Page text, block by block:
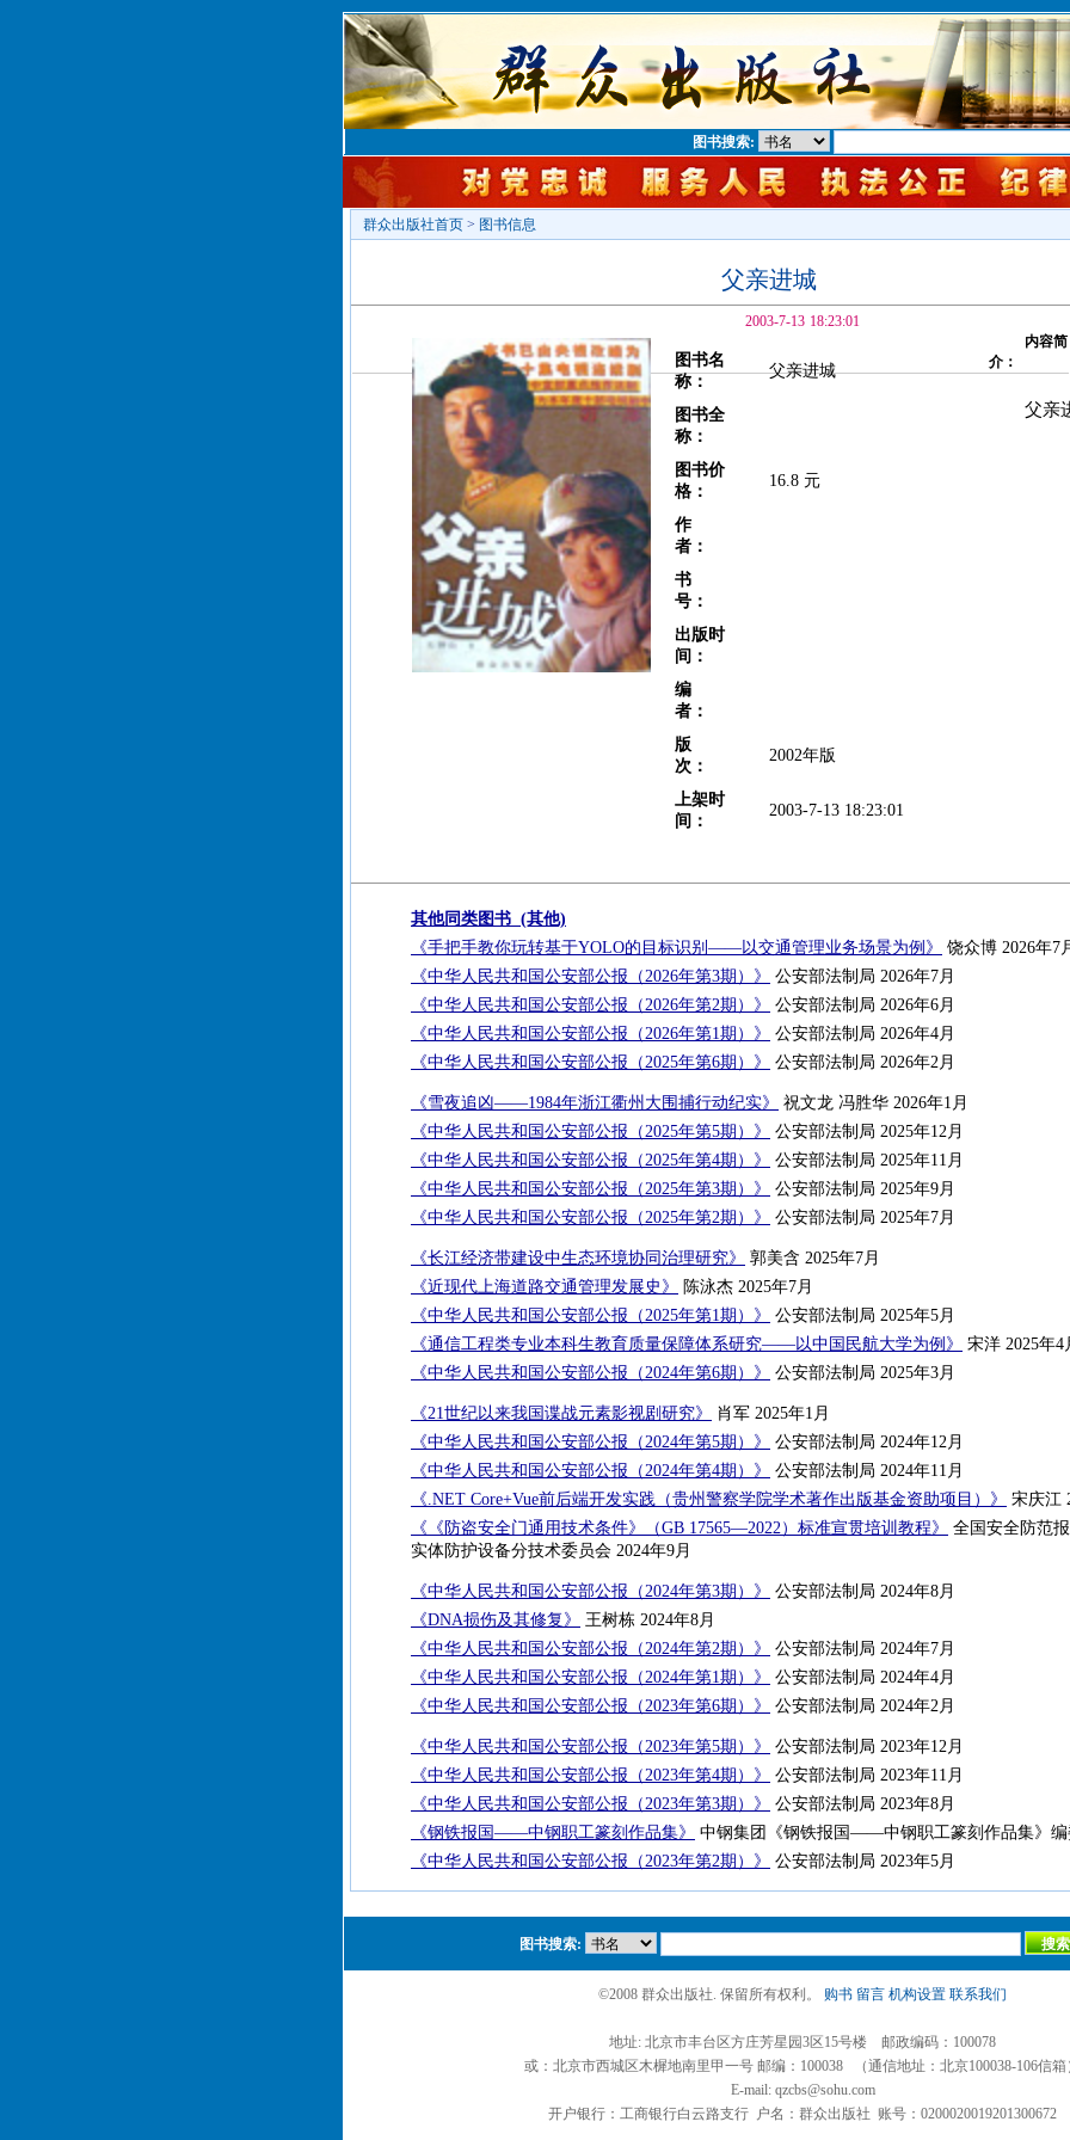
图书搜索:
群众出版社首页 > 图书信息
父亲进城
2003-7-13 18:23:01
图书名
称：
父亲进城
图书全
称：
图书价
格：
16.8 元
作
者：
书
号：
出版时
间：
编
者：
版
次：
2002年版
上架时
间：
2003-7-13 18:23:01
内容简
介：
父亲
其他同类图书 (其他)
《手把手教你玩转基于YOLO的目标识别——以交通管理业务场景为例》
饶众博 2026年7
《中华人民共和国公安部公报（2026年第3期）》
公安部法制局 2026年7月
《中华人民共和国公安部公报（2026年第2期）》
公安部法制局 2026年6月
《中华人民共和国公安部公报（2026年第1期）》
公安部法制局 2026年4月
《中华人民共和国公安部公报（2025年第6期）》
公安部法制局 2026年2月
《雪夜追凶——1984年浙江衢州大围捕行动纪实》
祝文龙 冯胜华 2026年1月
《中华人民共和国公安部公报（2025年第5期）》
公安部法制局 2025年12月
《中华人民共和国公安部公报（2025年第4期）》
公安部法制局 2025年11月
《中华人民共和国公安部公报（2025年第3期）》
公安部法制局 2025年9月
《中华人民共和国公安部公报（2025年第2期）》
公安部法制局 2025年7月
《长江经济带建设中生态环境协同治理研究》
郭美含 2025年7月
《近现代上海道路交通管理发展史》
陈泳杰 2025年7月
《中华人民共和国公安部公报（2025年第1期）》
公安部法制局 2025年5月
《通信工程类专业本科生教育质量保障体系研究——以中国民航大学为例》
宋洋 2025年4
《中华人民共和国公安部公报（2024年第6期）》
公安部法制局 2025年3月
《21世纪以来我国谍战元素影视剧研究》
肖军 2025年1月
《中华人民共和国公安部公报（2024年第5期）》
公安部法制局 2024年12月
《中华人民共和国公安部公报（2024年第4期）》
公安部法制局 2024年11月
《.NET Core+Vue前后端开发实践（贵州警察学院学术著作出版基金资助项目）》
宋庆江
《《防盗安全门通用技术条件》（GB 17565—2022）标准宣贯培训教程》
全国安全防范
实体防护设备分技术委员会 2024年9月
《中华人民共和国公安部公报（2024年第3期）》
公安部法制局 2024年8月
《DNA损伤及其修复》
王树栋 2024年8月
《中华人民共和国公安部公报（2024年第2期）》
公安部法制局 2024年7月
《中华人民共和国公安部公报（2024年第1期）》
公安部法制局 2024年4月
《中华人民共和国公安部公报（2023年第6期）》
公安部法制局 2024年2月
《中华人民共和国公安部公报（2023年第5期）》
公安部法制局 2023年12月
《中华人民共和国公安部公报（2023年第4期）》
公安部法制局 2023年11月
《中华人民共和国公安部公报（2023年第3期）》
公安部法制局 2023年8月
《钢铁报国——中钢职工篆刻作品集》
中钢集团《钢铁报国——中钢职工篆刻作品集》编
《中华人民共和国公安部公报（2023年第2期）》
公安部法制局 2023年5月
图书搜索:
©2008 群众出版社. 保留所有权利。 购书 留言 机构设置 联系我们
地址: 北京市丰台区方庄芳星园3区15号楼 邮政编码：100078
或：北京市西城区木樨地南里甲一号 邮编：100038 （通信地址：北京100038-106信箱
E-mail: qzcbs@sohu.com
开户银行：工商银行白云路支行 户名：群众出版社 账号：0200020019201300672